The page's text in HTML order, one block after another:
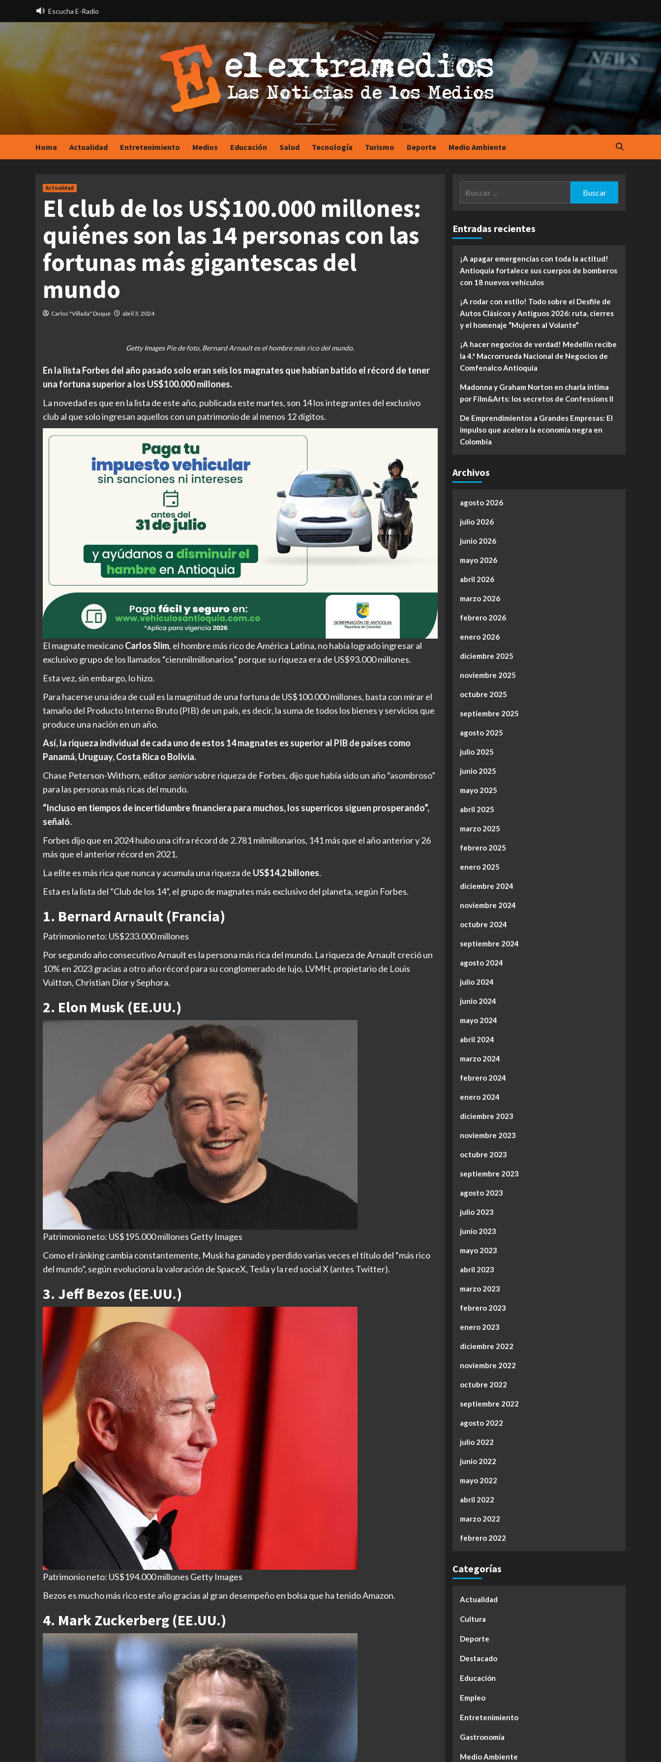
Escucha E-Radio
Home Actualidad Entretenimiento Medios Educación Salud Tecnología Turismo Deporte Medio Ambiente
Actualidad
El club de los US$100.000 millones:
quiénes son las 14 personas con las
fortunas más gigantescas del
mundo
Carlos "Villada" Duque abril 3, 2024
Getty Images Pie de foto, Bernard Arnault es el hombre más rico del mundo.
En la lista Forbes del año pasado solo eran seis los magnates que habían batido el récord de tener
una fortuna superior a los US$100.000 millones.
La novedad es que en la lista de este año, publicada este martes, son 14 los integrantes del exclusivo
club al que solo ingresan aquellos con un patrimonio de al menos 12 dígitos.
El magnate mexicanoCarlos Slim, el hombre más rico de América Latina, no había logrado ingresar al
exclusivo grupo de los llamados “cienmilmillonarios” porque su riqueza era de US$93.000 millones.
Esta vez, sin embargo, lo hizo.
Para hacerse una idea de cuál es la magnitud de una fortuna de US$100.000 millones, basta con mirar el
tamaño del Producto Interno Bruto (PIB) de un país, es decir, la suma de todos los bienes y servicios que
produce una nación en un año.
Así, la riqueza individual de cada uno de estos 14 magnates es superior al PIB de países como
Panamá, Uruguay, Costa Rica o Bolivia.
Chase Peterson-Withorn, editorseniorsobre riqueza de Forbes, dijo que había sido un año “asombroso”
para las personas más ricas del mundo.
“Incluso en tiempos de incertidumbre financiera para muchos, los superricos siguen prosperando”,
señaló.
Forbes dijo que en 2024 hubo una cifra récord de 2.781 milmillonarios, 141 más que el año anterior y 26
más que el anterior récord en 2021.
La elite es más rica que nunca y acumula una riqueza de US$14,2 billones.
Esta es la lista del “Club de los 14”, el grupo de magnates más exclusivo del planeta, según Forbes.
1. Bernard Arnault (Francia)
Patrimonio neto: US$233.000 millones
Por segundo año consecutivo Arnault es la persona más rica del mundo. La riqueza de Arnault creció un
10% en 2023 gracias a otro año récord para su conglomerado de lujo, LVMH, propietario de Louis
Vuitton, Christian Dior y Sephora.
2. Elon Musk (EE.UU.)
Patrimonio neto: US$195.000 millones Getty Images
Como el ránking cambia constantemente, Musk ha ganado y perdido varias veces el título del “más rico
del mundo”, según evoluciona la valoración de SpaceX, Tesla y la red social X (antes Twitter).
3. Jeff Bezos (EE.UU.)
Patrimonio neto: US$194.000 millones Getty Images
Bezos es mucho más rico este año gracias al gran desempeño en bolsa que ha tenido Amazon.
4. Mark Zuckerberg (EE.UU.)
Entradas recientes
¡A apagar emergencias con toda la actitud!
Antioquia fortalece sus cuerpos de bomberos
con 18 nuevos vehículos
¡A rodar con estilo! Todo sobre el Desfile de
Autos Clásicos y Antiguos 2026: ruta, cierres
y el homenaje “Mujeres al Volante”
¡A hacer negocios de verdad! Medellín recibe
la 4.ª Macrorrueda Nacional de Negocios de
Comfenalco Antioquia
Madonna y Graham Norton en charla íntima
por Film&Arts: los secretos de Confessions II
De Emprendimientos a Grandes Empresas: El
impulso que acelera la economía negra en
Colombia
Archivos
agosto 2026
julio 2026
junio 2026
mayo 2026
abril 2026
marzo 2026
febrero 2026
enero 2026
diciembre 2025
noviembre 2025
octubre 2025
septiembre 2025
agosto 2025
julio 2025
junio 2025
mayo 2025
abril 2025
marzo 2025
febrero 2025
enero 2025
diciembre 2024
noviembre 2024
octubre 2024
septiembre 2024
agosto 2024
julio 2024
junio 2024
mayo 2024
abril 2024
marzo 2024
febrero 2024
enero 2024
diciembre 2023
noviembre 2023
octubre 2023
septiembre 2023
agosto 2023
julio 2023
junio 2023
mayo 2023
abril 2023
marzo 2023
febrero 2023
enero 2023
diciembre 2022
noviembre 2022
octubre 2022
septiembre 2022
agosto 2022
julio 2022
junio 2022
mayo 2022
abril 2022
marzo 2022
febrero 2022
Categorías
Actualidad
Cultura
Deporte
Destacado
Educación
Empleo
Entretenimiento
Gastronomía
Medio Ambiente